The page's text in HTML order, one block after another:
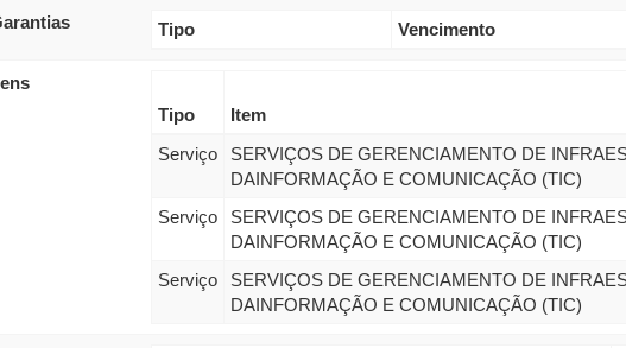
Tipo Vencimento
Tipo
Item
Serviço
SERVIÇOS DE GERENCIAMENTO DE
DAINFORMAÇÃO E COMUNICAÇÃO (TIC)
Serviço
SERVIÇOS DE GERENCIAMENTO DE
DAINFORMAÇÃO E COMUNICAÇÃO (TIC)
Serviço
SERVIÇOS DE GERENCIAMENTO DE
DAINFORMAÇÃO E COMUNICAÇÃO (TIC)